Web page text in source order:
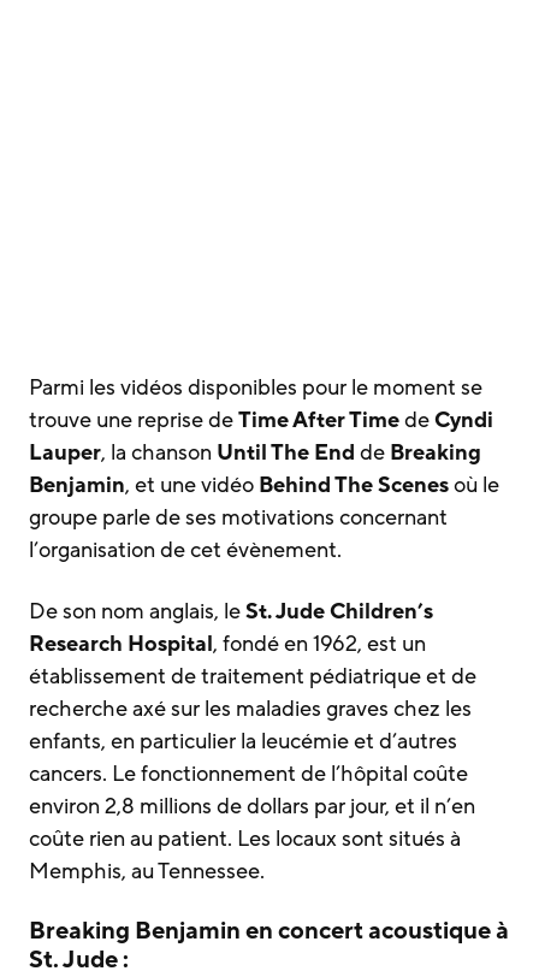
Parmi les vidéos disponibles pour le moment se
trouve une reprise deTime After TimedeCyndi
Lauper, la chanson Until The End de Breaking
Benjamin, et une vidéo Behind The Scenesoù le
groupe parle de ses motivations concernant
l’organisation de cet évènement.
De son nom anglais, leSt. Jude Children’s
Research Hospital, fondé en 1962, est un
établissement de traitement pédiatrique et de
recherche axé sur les maladies graves chez les
enfants, en particulier la leucémie et d’autres
cancers. Le fonctionnement de l’hôpital coûte
environ 2,8 millions de dollars par jour, et il n’en
coûte rien au patient. Les locaux sont situés à
Memphis, au Tennessee.
Breaking Benjamin en concert acoustique à
St. Jude :